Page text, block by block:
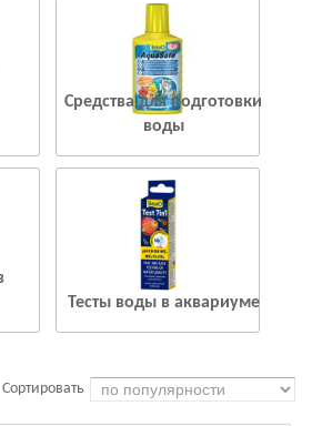
Средства для подготовки
воды
Тесты воды в аквариуме
Сортировать